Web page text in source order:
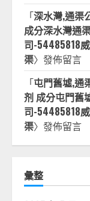
「深水灣,通渠
成分深水灣通
司-54485818
渠〉發佈留言
「屯門舊墟,通
剂 成分屯門舊
司-54485818
渠〉發佈留言
彙整